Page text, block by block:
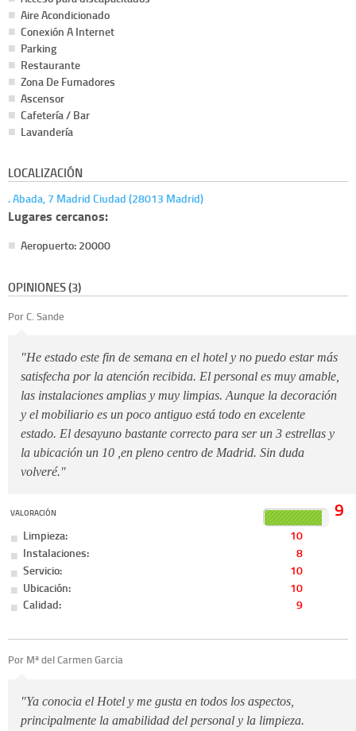
Aire Acondicionado
Conexión A Internet
Parking
Restaurante
Zona De Fumadores
Ascensor
Cafetería / Bar
Lavandería
LOCALIZACIÓN
. Abada, 7 Madrid Ciudad (28013 Madrid)
Lugares cercanos:
Aeropuerto: 20000
OPINIONES (3)
Por C. Sande
"He estado este fin de semana en el hotel y no puedo estar más
satisfecha por la atención recibida. El personal es muy amable,
las instalaciones amplias y muy limpias. Aunque la decoración
y el mobiliario es un poco antiguo está todo en excelente
estado. El desayuno bastante correcto para ser un 3 estrellas y
la ubicación un 10 ,en pleno centro de Madrid. Sin duda
volveré."
VALORACIÓN 9
Limpieza:
10
Instalaciones:
8
Servicio:
10
Ubicación:
10
Calidad:
9
Por Mª del Carmen Garcia
"Ya conocia el Hotel y me gusta en todos los aspectos,
principalmente la amabilidad del personal y la limpieza.